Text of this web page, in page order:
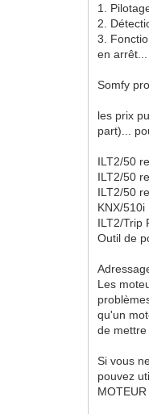
1.
2.
3.
en arrêt...
Somfy
les prix
part)...
ILT2/50
ILT2/50
ILT2/50
KNX/
ILT2/Trip
Outil de
Les
qu'un
de mettre
Si vous
pouvez